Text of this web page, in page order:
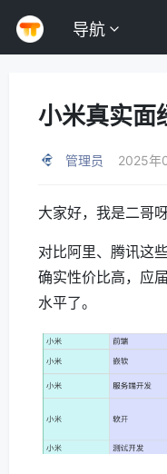
导航
小米真实面
管理员 2025年
大家好，我是二哥呀
对比阿里、腾讯这
确实性价比高，应
水平了。